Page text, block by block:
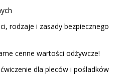
rodzaje i zasady bezpiecznego
cenne wartości odżywcze!
dla pleców i pośladków